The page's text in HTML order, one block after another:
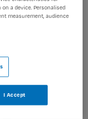
in Haarlem (24 -
actueel.
a device. Personalised
measurement, audience
I Accept